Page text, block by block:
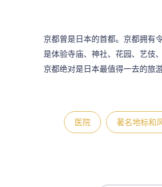
京都曾是日本的首都。京都拥有
是体验寺庙、神社、花园、艺伎
京都绝对是日本最值得一去的旅
医院 著名地标和